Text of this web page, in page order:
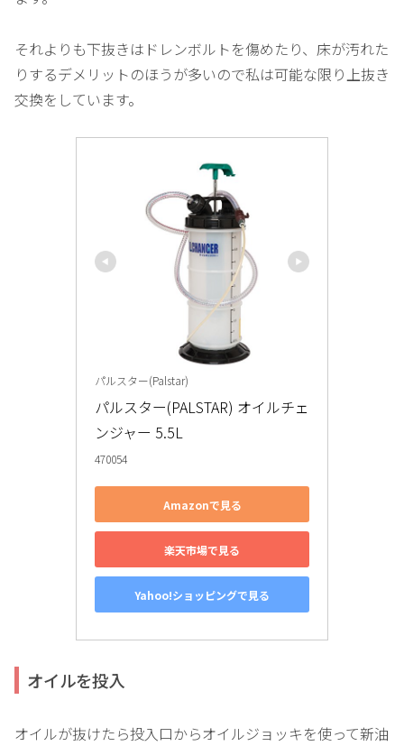
それよりも下抜きはドレンボルトを傷めたり、床が汚れた
りするデメリットのほうが多いので私は可能な限り上抜き
交換をしています。
パルスター(Palstar)
パルスター(PALSTAR) オイルチェ
ンジャー 5.5L
470054
Amazonで見る
楽天市場で見る
Yahoo!ショッピングで見る
オイルを投入
オイルが抜けたら投入口からオイルジョッキを使って新油